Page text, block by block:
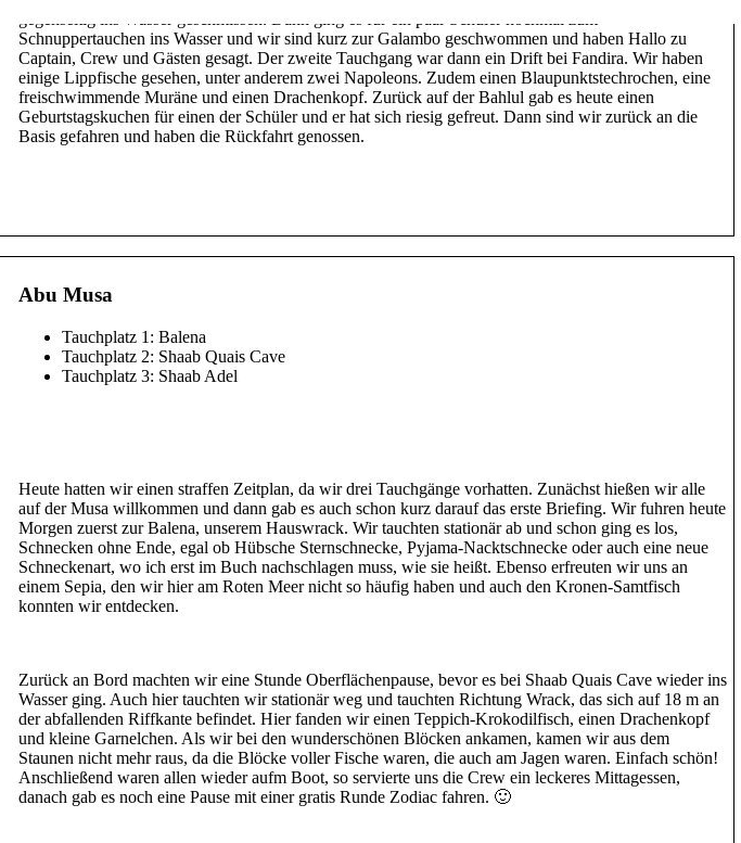
Schnuppertauchen ins Wasser und wir sind kurz zur Galambo geschwommen und haben Hallo zu
Captain, Crew und Gästen gesagt. Der zweite Tauchgang war dann ein Drift bei Fandira. Wir haben
einige Lippfische gesehen, unter anderem zwei Napoleons. Zudem einen Blaupunktstechrochen, eine
freischwimmende Muräne und einen Drachenkopf. Zurück auf der Bahlul gab es heute einen
Geburtstagskuchen für einen der Schüler und er hat sich riesig gefreut. Dann sind wir zurück an die
Basis gefahren und haben die Rückfahrt genossen.
Abu Musa
Tauchplatz 1: Balena
Tauchplatz 2: Shaab Quais Cave
Tauchplatz 3: Shaab Adel
Heute hatten wir einen straffen Zeitplan, da wir drei Tauchgänge vorhatten. Zunächst hießen wir alle
auf der Musa willkommen und dann gab es auch schon kurz darauf das erste Briefing. Wir fuhren heute
Morgen zuerst zur Balena, unserem Hauswrack. Wir tauchten stationär ab und schon ging es los,
Schnecken ohne Ende, egal ob Hübsche Sternschnecke, Pyjama-Nacktschnecke oder auch eine neue
Schneckenart, wo ich erst im Buch nachschlagen muss, wie sie heißt. Ebenso erfreuten wir uns an
einem Sepia, den wir hier am Roten Meer nicht so häufig haben und auch den Kronen-Samtfisch
konnten wir entdecken.
Zurück an Bord machten wir eine Stunde Oberflächenpause, bevor es bei Shaab Quais Cave wieder ins
Wasser ging. Auch hier tauchten wir stationär weg und tauchten Richtung Wrack, das sich auf 18 m an
der abfallenden Riffkante befindet. Hier fanden wir einen Teppich-Krokodilfisch, einen Drachenkopf
und kleine Garnelchen. Als wir bei den wunderschönen Blöcken ankamen, kamen wir aus dem
Staunen nicht mehr raus, da die Blöcke voller Fische waren, die auch am Jagen waren. Einfach schön!
Anschließend waren allen wieder aufm Boot, so servierte uns die Crew ein leckeres Mittagessen,
danach gab es noch eine Pause mit einer gratis Runde Zodiac fahren. 🙂